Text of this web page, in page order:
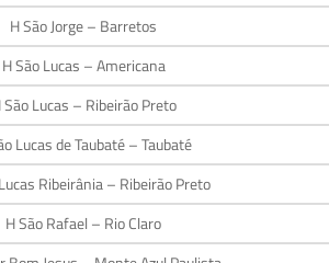
H São Jorge – Barretos
H São Lucas – Americana
São Lucas – Ribeirão Preto
Lucas de Taubaté – Taubaté
Ribeirânia – Ribeirão Preto
H São Rafael – Rio Claro